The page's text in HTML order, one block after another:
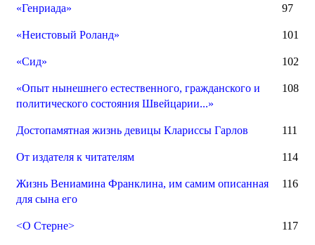
«Генриада» 97
«Неистовый Роланд» 101
«Сид» 102
«Опыт нынешнего естественного, гражданского и
политического состояния Швейцарии...»
108
Достопамятная жизнь девицы Клариссы Гарлов 111
От издателя к читателям 114
Жизнь Вениамина Франклина, им самим описанная
для сына его
116
<О Стерне> 117